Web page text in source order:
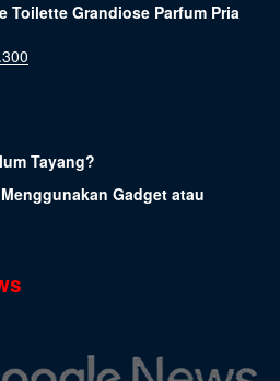
Toilette Grandiose Parfum Pria
Tayang?
Gadget atau